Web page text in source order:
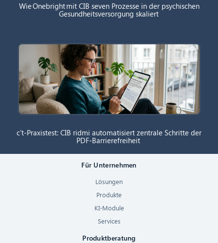
Wie Onebright mit CIB seven Prozesse in der psychischen
Gesundheitsversorgung skaliert
c’t-Praxistest: CIB ridmi automatisiert zentrale Schritte der
PDF-Barrierefreiheit
Für Unternehmen
Lösungen
Produkte
KI-Module
Services
Produktberatung